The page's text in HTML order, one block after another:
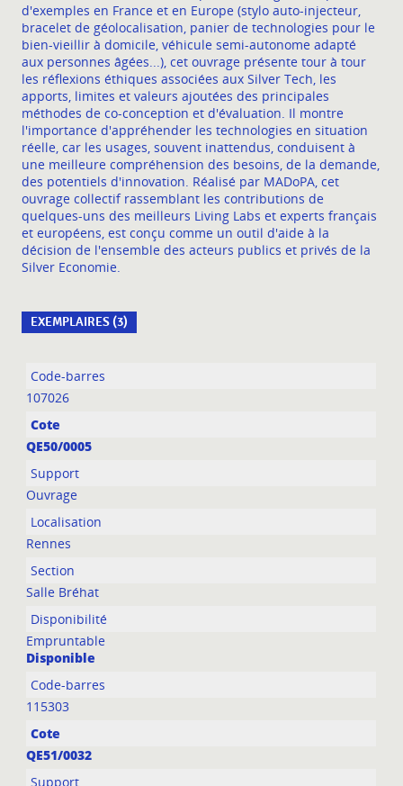
d'exemples en France et en Europe (stylo auto-injecteur,
bracelet de géolocalisation, panier de technologies pour le
bien-vieillir à domicile, véhicule semi-autonome adapté
aux personnes âgées...), cet ouvrage présente tour à tour
les réflexions éthiques associées aux Silver Tech, les
apports, limites et valeurs ajoutées des principales
méthodes de co-conception et d'évaluation. Il montre
l'importance d'appréhender les technologies en situation
réelle, car les usages, souvent inattendus, conduisent à
une meilleure compréhension des besoins, de la demande,
des potentiels d'innovation. Réalisé par MADoPA, cet
ouvrage collectif rassemblant les contributions de
quelques-uns des meilleurs Living Labs et experts français
et européens, est conçu comme un outil d'aide à la
décision de l'ensemble des acteurs publics et privés de la
Silver Economie.
EXEMPLAIRES (3)
Liste des exemplaires
107026
QE50/0005
Ouvrage
Rennes
Salle Bréhat
Empruntable
Disponible
115303
QE51/0032